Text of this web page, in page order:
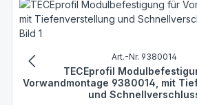
Art.-Nr. 9380014
TECEprofil
Vorwandmontage 9380014, mit
und